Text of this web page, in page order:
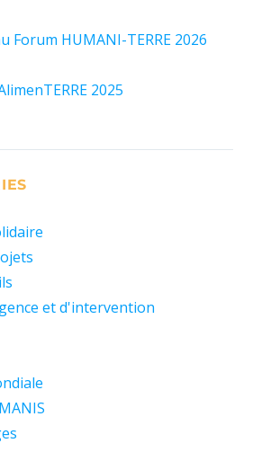
Forum HUMANI-TERRE 2026
2025
et d'intervention